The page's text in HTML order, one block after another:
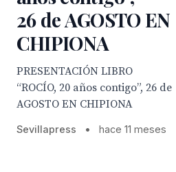
26 de AGOSTO EN
CHIPIONA
PRESENTACIÓN LIBRO
“ROCÍO, 20 años contigo”, 26 de
AGOSTO EN CHIPIONA
Sevillapress • hace 11 meses